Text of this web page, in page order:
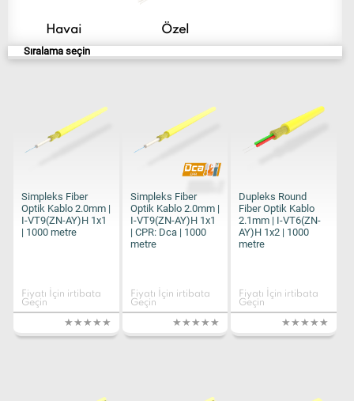
Havai Özel
Sıralama seçin
Simpleks Fiber
Optik Kablo 2.0mm |
I-VT9(ZN-AY)H 1x1
| 1000 metre
Fiyatı İçin irtibata
Geçin
Simpleks Fiber
Optik Kablo 2.0mm |
I-VT9(ZN-AY)H 1x1
| CPR: Dca | 1000
metre
Fiyatı İçin irtibata
Geçin
Dupleks Round
Fiber Optik Kablo
2.1mm | I-VT6(ZN-
AY)H 1x2 | 1000
metre
Fiyatı İçin irtibata
Geçin